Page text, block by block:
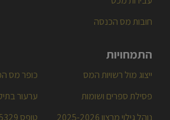
עורך דין צווארון לבן – ייצוג משפטי לעבירות
עבירות מכס
חובות מס הכנסה
התמחויות
ייצוג מול רשויות המס
כופר מס